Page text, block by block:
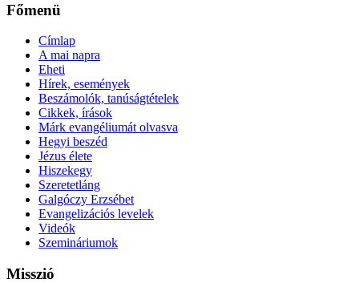
Főmenü
Címlap
A mai napra
Eheti
Hírek, események
Beszámolók, tanúságtételek
Cikkek, írások
Márk evangéliumát olvasva
Hegyi beszéd
Jézus élete
Hiszekegy
Szeretetláng
Galgóczy Erzsébet
Evangelizációs levelek
Videók
Szemináriumok
Misszió